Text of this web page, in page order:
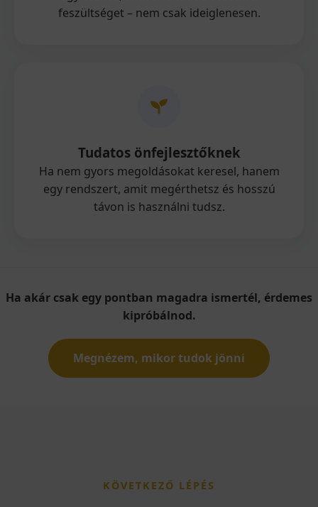
feszültséget – nem csak ideiglenesen.
Tudatos önfejlesztőknek
Ha nem gyors megoldásokat keresel, hanem
egy rendszert, amit megérthetsz és hosszú
távon is használni tudsz.
Ha akár csak egy pontban magadra ismertél, érdemes
kipróbálnod.
Megnézem, mikor tudok jönni
KÖVETKEZŐ LÉPÉS